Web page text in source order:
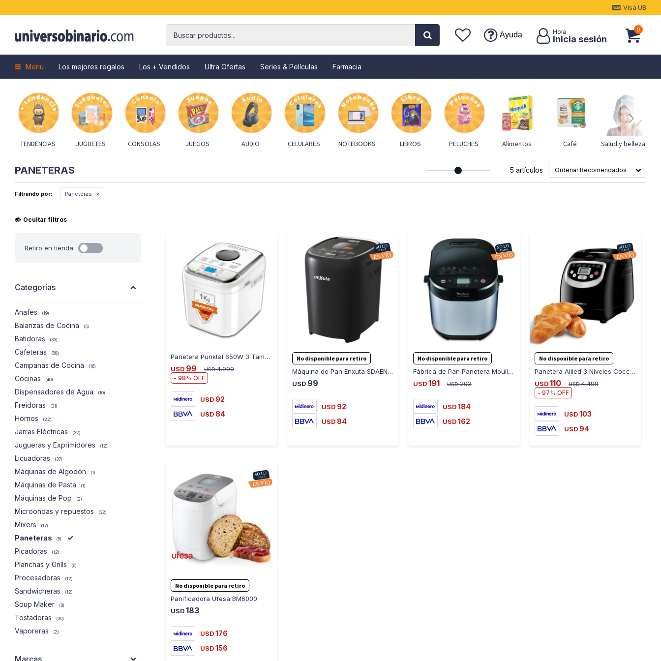
Menu Los mejores regalos Los + Vendidos Ultra Ofertas Series & Películas Farmacia
Ayuda
0
Visa UB
TENDENCIAS JUGUETES CONSOLAS JUEGOS AUDIO CELULARES NOTEBOOKS LIBROS PELUCHES Alimentos Café Salud y belleza
PANETERAS 5 artículos Recomendados
Filtrando por: Paneteras
Panetera Punktal 650W 3 Tamaños de Pan Casero
USD 99 USD 4.999
98
USD 92
USD 84
No disponible para retiro
Máquina de Pan Enxuta SDAENXMP511
USD 99
USD 92
USD 84
No disponible para retiro
Fábrica de Pan Panetera Moulinex Delice OW240E30
USD 191 USD 202
USD 184
USD 162
No disponible para retiro
Panetera Allied 3 Niveles Cocción 19 Program. Ajustables
USD 110 USD 4.499
97
USD 103
USD 94
No disponible para retiro
Panificadora Ufesa BM6000
USD 183
USD 176
USD 156
Ocultar filtros
Categorías
Anafes (19)
Balanzas de Cocina (5)
Batidoras (33)
Cafeteras (88)
Campanas de Cocina (16)
Cocinas (46)
Dispensadores de Agua (10)
Freidoras (31)
Hornos (22)
Jarras Eléctricas (32)
Jugueras y Exprimidores (12)
Licuadoras (37)
Máquinas de Algodón (1)
Máquinas de Pasta (1)
Máquinas de Pop (2)
Microondas y repuestos (32)
Mixers (17)
Paneteras (5)
Picadoras (12)
Planchas y Grills (6)
Procesadoras (12)
Sandwicheras (12)
Soup Maker (3)
Tostadoras (30)
Vaporeras (2)
Retiro en tienda